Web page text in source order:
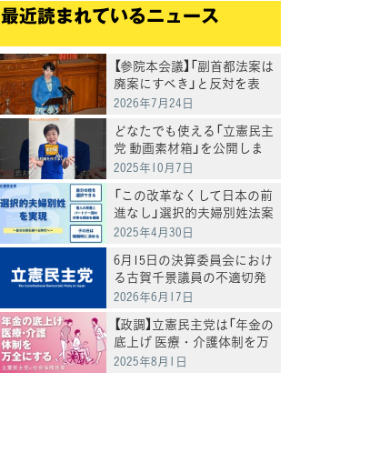
最近読まれているニュース
【参院本会議】「副首都法案は
廃案にすべき」と反対を表
明 岸真紀子議員
2026年7月24日
どなたでも使える「立憲民主
党 動画素材箱」を公開しま
した
2025年10月7日
「この改革なくして日本の前
進なし」選択的夫婦別姓法案
を提出
2025年4月30日
6月15日の決算委員会におけ
る古賀千景議員の不適切発
言と処分について
2026年6月17日
【政調】立憲民主党は「年金の
底上げ 医療・介護体制を万
全にする」
2025年8月1日